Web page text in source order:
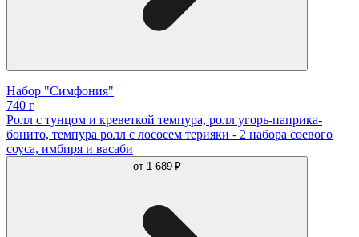
Набор "Симфония"
740 г
Ролл с тунцом и креветкой темпура, ролл угорь-паприка-
бонито, темпура ролл с лососем терияки - 2 набора соевого
соуса, имбиря и васаби
от 1 689 ₽